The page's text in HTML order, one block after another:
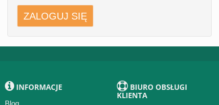
INFORMACJE
BIURO OBSŁUGI
KLIENTA